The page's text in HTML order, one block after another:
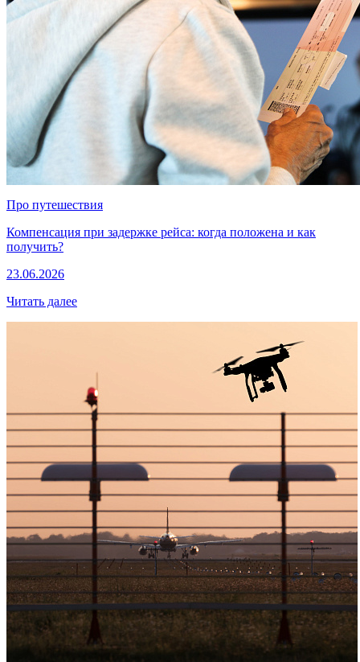
Про путешествия
Компенсация при задержке рейса: когда положена и как
получить?
23.06.2026
Читать далее